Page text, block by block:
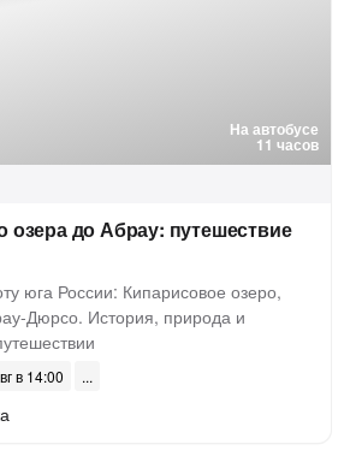
На автобусе
11 часов
озера до Абрау: путешествие
юга России: Кипарисовое озеро,
Дюрсо. История, природа и
в 14:00